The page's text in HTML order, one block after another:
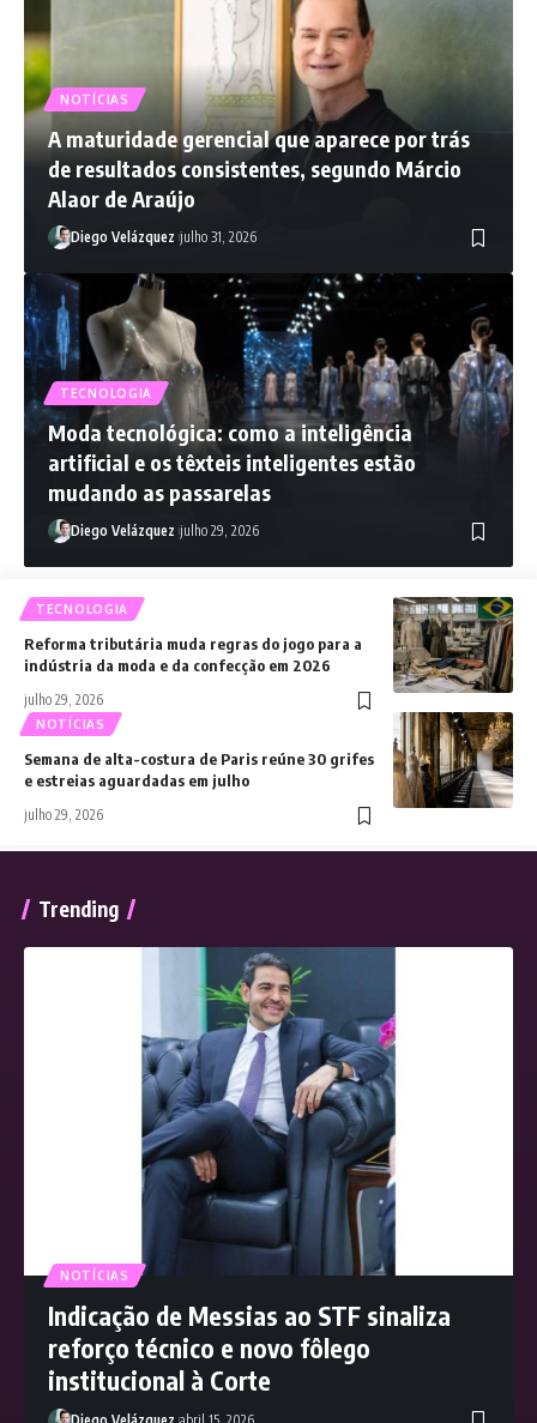
NOTÍCIAS
A maturidade gerencial que aparece por trás
de resultados consistentes, segundo Márcio
Alaor de Araújo
Diego Velázquez julho 31, 2026
TECNOLOGIA
Moda tecnológica: como a inteligência
artificial e os têxteis inteligentes estão
mudando as passarelas
Diego Velázquez julho 29, 2026
TECNOLOGIA
Reforma tributária muda regras do jogo para a
indústria da moda e da confecção em 2026
julho 29, 2026
NOTÍCIAS
Semana de alta-costura de Paris reúne 30 grifes
e estreias aguardadas em julho
julho 29, 2026
Trending
NOTÍCIAS
Indicação de Messias ao STF sinaliza
reforço técnico e novo fôlego
institucional à Corte